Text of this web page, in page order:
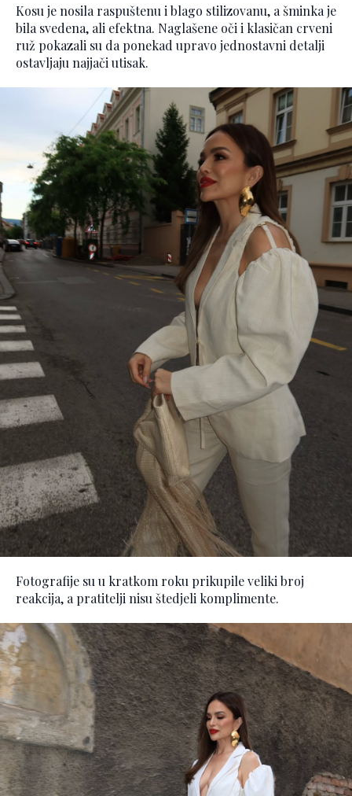
Kosu je nosila raspuštenu i blago stilizovanu, a šminka je
bila svedena, ali efektna. Naglašene oči i klasičan crveni
ruž pokazali su da ponekad upravo jednostavni detalji
ostavljaju najjači utisak.
Fotografije su u kratkom roku prikupile veliki broj
reakcija, a pratitelji nisu štedjeli komplimente.